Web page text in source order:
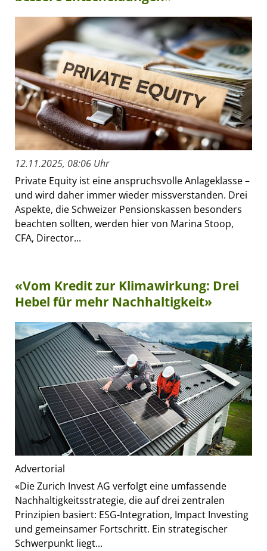
12.11.2025, 08:06 Uhr
Private Equity ist eine anspruchsvolle Anlageklasse –
und wird daher immer wieder missverstanden. Drei
Aspekte, die Schweizer Pensionskassen besonders
beachten sollten, werden hier von Marina Stoop,
CFA, Director...
«Vom Kredit zur Klimawirkung: Drei
Hebel für mehr Nachhaltigkeit»
Advertorial
«Die Zurich Invest AG verfolgt eine umfassende
Nachhaltigkeitsstrategie, die auf drei zentralen
Prinzipien basiert: ESG-Integration, Impact Investing
und gemeinsamer Fortschritt. Ein strategischer
Schwerpunkt liegt...